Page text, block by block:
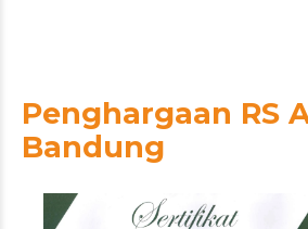
Penghargaan RS
Bandung